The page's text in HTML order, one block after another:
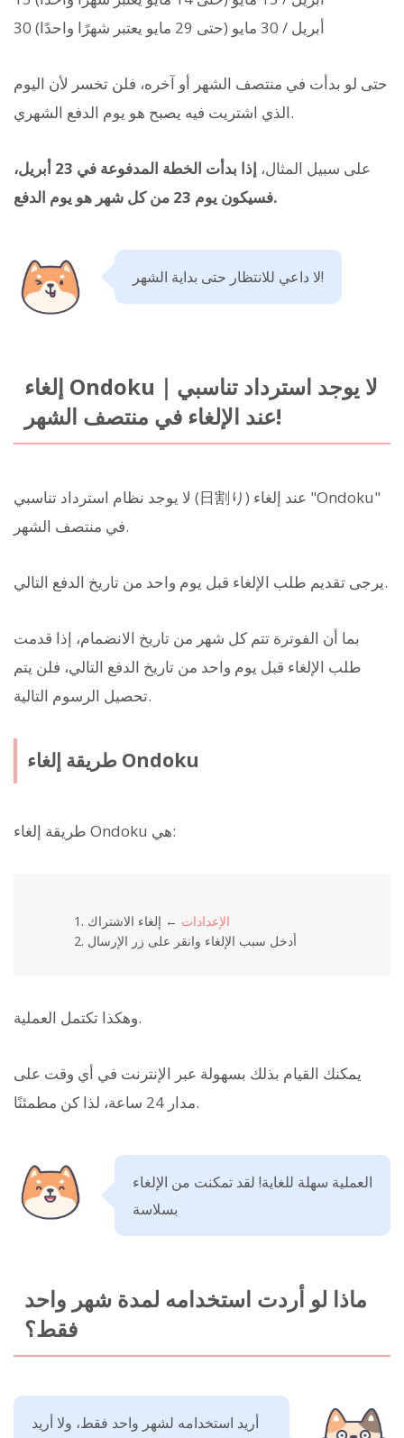
30 أبريل / 30 مايو (حتى 29 مايو يعتبر شهرًا واحدًا)
حتى لو بدأت في منتصف الشهر أو آخره، فلن تخسر لأن اليوم
الذي اشتريت فيه يصبح هو يوم الدفع الشهري.
على سبيل المثال،
إذا بدأت الخطة المدفوعة في 23 أبريل،
فسيكون يوم 23 من كل شهر هو يوم الدفع.
لا داعي للانتظار حتى بداية الشهر!
إلغاء Ondoku｜لا يوجد استرداد تناسبي
عند الإلغاء في منتصف الشهر!
لا يوجد نظام استرداد تناسبي (日割り) عند إلغاء "Ondoku"
في منتصف الشهر.
يرجى تقديم طلب الإلغاء قبل يوم واحد من تاريخ الدفع التالي.
بما أن الفوترة تتم كل شهر من تاريخ الانضمام، إذا قدمت
طلب الإلغاء قبل يوم واحد من تاريخ الدفع التالي، فلن يتم
تحصيل الرسوم التالية.
طريقة إلغاء Ondoku
طريقة إلغاء Ondoku هي:
الإعدادات ← إلغاء الاشتراك
أدخل سبب الإلغاء وانقر على زر الإرسال
وهكذا تكتمل العملية.
يمكنك القيام بذلك بسهولة عبر الإنترنت في أي وقت على
مدار 24 ساعة، لذا كن مطمئنًا.
العملية سهلة للغاية! لقد تمكنت من الإلغاء
بسلاسة
ماذا لو أردت استخدامه لمدة شهر واحد
فقط؟
أريد استخدامه لشهر واحد فقط، ولا أريد